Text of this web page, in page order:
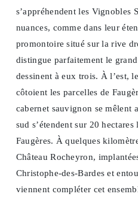
s’appréhendent les Vignobles
nuances, comme dans leur
promontoire situé sur la rive
distingue parfaitement le
dessinent à eux trois. À l’est,
côtoient les parcelles de
cabernet sauvignon se mêlent
sud s’étendent sur 20
Faugères. À quelques
Château Rocheyron,
Christophe-des-Bardes et
viennent compléter cet